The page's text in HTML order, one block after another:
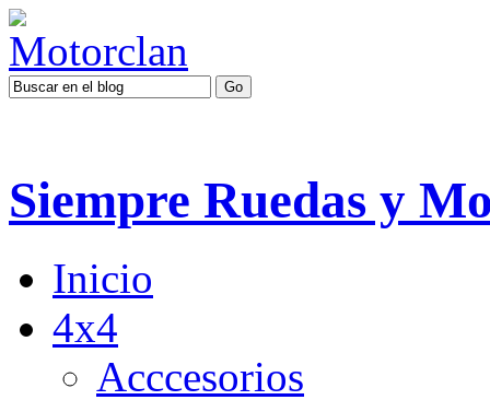
Siempre Ruedas y
Inicio
4x4
Acccesorios